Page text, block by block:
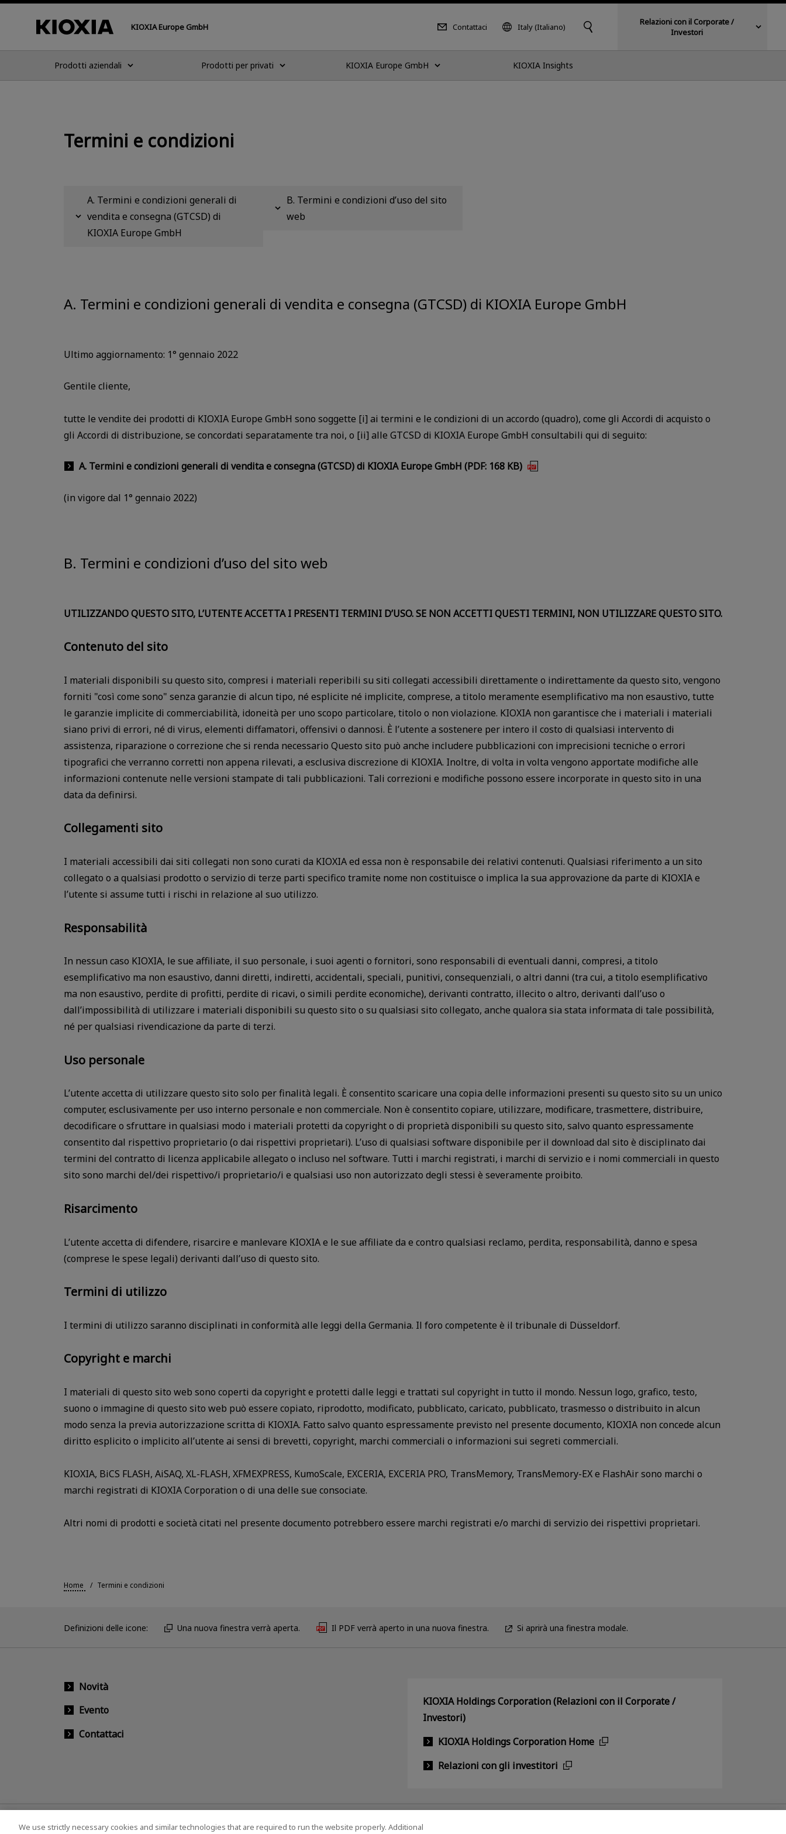
KIOXIA Europe GmbH Contattaci Italy (Italiano)
Relazioni con il Corporate /
Investori
Prodotti aziendali Prodotti per privati KIOXIA Europe GmbH KIOXIA Insights
Termini e condizioni
A. Termini e condizioni generali di
vendita e consegna (GTCSD) di
KIOXIA Europe GmbH
B. Termini e condizioni d’uso del sito
web
A. Termini e condizioni generali di vendita e consegna (GTCSD) di KIOXIA Europe GmbH
Ultimo aggiornamento: 1° gennaio 2022
Gentile cliente,
tutte le vendite dei prodotti di KIOXIA Europe GmbH sono soggette [i] ai termini e le condizioni di un accordo (quadro), come gli Accordi di acquisto o
gli Accordi di distribuzione, se concordati separatamente tra noi, o [ii] alle GTCSD di KIOXIA Europe GmbH consultabili qui di seguito:
A. Termini e condizioni generali di vendita e consegna (GTCSD) di KIOXIA Europe GmbH (PDF: 168 KB)
(in vigore dal 1° gennaio 2022)
B. Termini e condizioni d’uso del sito web
UTILIZZANDO QUESTO SITO, L’UTENTE ACCETTA I PRESENTI TERMINI D’USO. SE NON ACCETTI QUESTI TERMINI, NON UTILIZZARE QUESTO SITO.
Contenuto del sito
I materiali disponibili su questo sito, compresi i materiali reperibili su siti collegati accessibili direttamente o indirettamente da questo sito, vengono
forniti "così come sono" senza garanzie di alcun tipo, né esplicite né implicite, comprese, a titolo meramente esemplificativo ma non esaustivo, tutte
le garanzie implicite di commerciabilità, idoneità per uno scopo particolare, titolo o non violazione. KIOXIA non garantisce che i materiali i materiali
siano privi di errori, né di virus, elementi diffamatori, offensivi o dannosi. È l’utente a sostenere per intero il costo di qualsiasi intervento di
assistenza, riparazione o correzione che si renda necessario Questo sito può anche includere pubblicazioni con imprecisioni tecniche o errori
tipografici che verranno corretti non appena rilevati, a esclusiva discrezione di KIOXIA. Inoltre, di volta in volta vengono apportate modifiche alle
informazioni contenute nelle versioni stampate di tali pubblicazioni. Tali correzioni e modifiche possono essere incorporate in questo sito in una
data da definirsi.
Collegamenti sito
I materiali accessibili dai siti collegati non sono curati da KIOXIA ed essa non è responsabile dei relativi contenuti. Qualsiasi riferimento a un sito
collegato o a qualsiasi prodotto o servizio di terze parti specifico tramite nome non costituisce o implica la sua approvazione da parte di KIOXIA e
l’utente si assume tutti i rischi in relazione al suo utilizzo.
Responsabilità
In nessun caso KIOXIA, le sue affiliate, il suo personale, i suoi agenti o fornitori, sono responsabili di eventuali danni, compresi, a titolo
esemplificativo ma non esaustivo, danni diretti, indiretti, accidentali, speciali, punitivi, consequenziali, o altri danni (tra cui, a titolo esemplificativo
ma non esaustivo, perdite di profitti, perdite di ricavi, o simili perdite economiche), derivanti contratto, illecito o altro, derivanti dall’uso o
dall’impossibilità di utilizzare i materiali disponibili su questo sito o su qualsiasi sito collegato, anche qualora sia stata informata di tale possibilità,
né per qualsiasi rivendicazione da parte di terzi.
Uso personale
L’utente accetta di utilizzare questo sito solo per finalità legali. È consentito scaricare una copia delle informazioni presenti su questo sito su un unico
computer, esclusivamente per uso interno personale e non commerciale. Non è consentito copiare, utilizzare, modificare, trasmettere, distribuire,
decodificare o sfruttare in qualsiasi modo i materiali protetti da copyright o di proprietà disponibili su questo sito, salvo quanto espressamente
consentito dal rispettivo proprietario (o dai rispettivi proprietari). L’uso di qualsiasi software disponibile per il download dal sito è disciplinato dai
termini del contratto di licenza applicabile allegato o incluso nel software. Tutti i marchi registrati, i marchi di servizio e i nomi commerciali in questo
sito sono marchi del/dei rispettivo/i proprietario/i e qualsiasi uso non autorizzato degli stessi è severamente proibito.
Risarcimento
L’utente accetta di difendere, risarcire e manlevare KIOXIA e le sue affiliate da e contro qualsiasi reclamo, perdita, responsabilità, danno e spesa
(comprese le spese legali) derivanti dall’uso di questo sito.
Termini di utilizzo
I termini di utilizzo saranno disciplinati in conformità alle leggi della Germania. Il foro competente è il tribunale di Düsseldorf.
Copyright e marchi
I materiali di questo sito web sono coperti da copyright e protetti dalle leggi e trattati sul copyright in tutto il mondo. Nessun logo, grafico, testo,
suono o immagine di questo sito web può essere copiato, riprodotto, modificato, pubblicato, caricato, pubblicato, trasmesso o distribuito in alcun
modo senza la previa autorizzazione scritta di KIOXIA. Fatto salvo quanto espressamente previsto nel presente documento, KIOXIA non concede alcun
diritto esplicito o implicito all’utente ai sensi di brevetti, copyright, marchi commerciali o informazioni sui segreti commerciali.
KIOXIA, BiCS FLASH, AiSAQ, XL-FLASH, XFMEXPRESS, KumoScale, EXCERIA, EXCERIA PRO, TransMemory, TransMemory-EX e FlashAir sono marchi o
marchi registrati di KIOXIA Corporation o di una delle sue consociate.
Altri nomi di prodotti e società citati nel presente documento potrebbero essere marchi registrati e/o marchi di servizio dei rispettivi proprietari.
Home Termini e condizioni
Definizioni delle icone: Una nuova finestra verrà aperta. Il PDF verrà aperto in una nuova finestra. Si aprirà una finestra modale.
Novità
Evento
Contattaci
KIOXIA Holdings Corporation (Relazioni con il Corporate /
Investori)
KIOXIA Holdings Corporation Home
Relazioni con gli investitori
We use strictly necessary cookies and similar technologies that are required to run the website properly. Additional